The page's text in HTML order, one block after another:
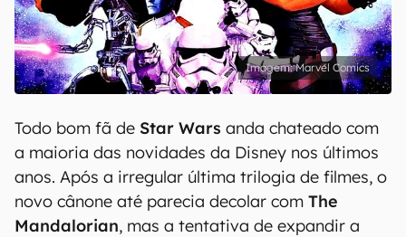
Marvel Comics
Todo bom fã de Star Wars anda chateado com
a maioria das novidades da Disney nos últimos
anos. Após a irregular última trilogia de filmes, o
novo cânone até parecia decolar com The
Mandalorian, mas a tentativa de expandir a